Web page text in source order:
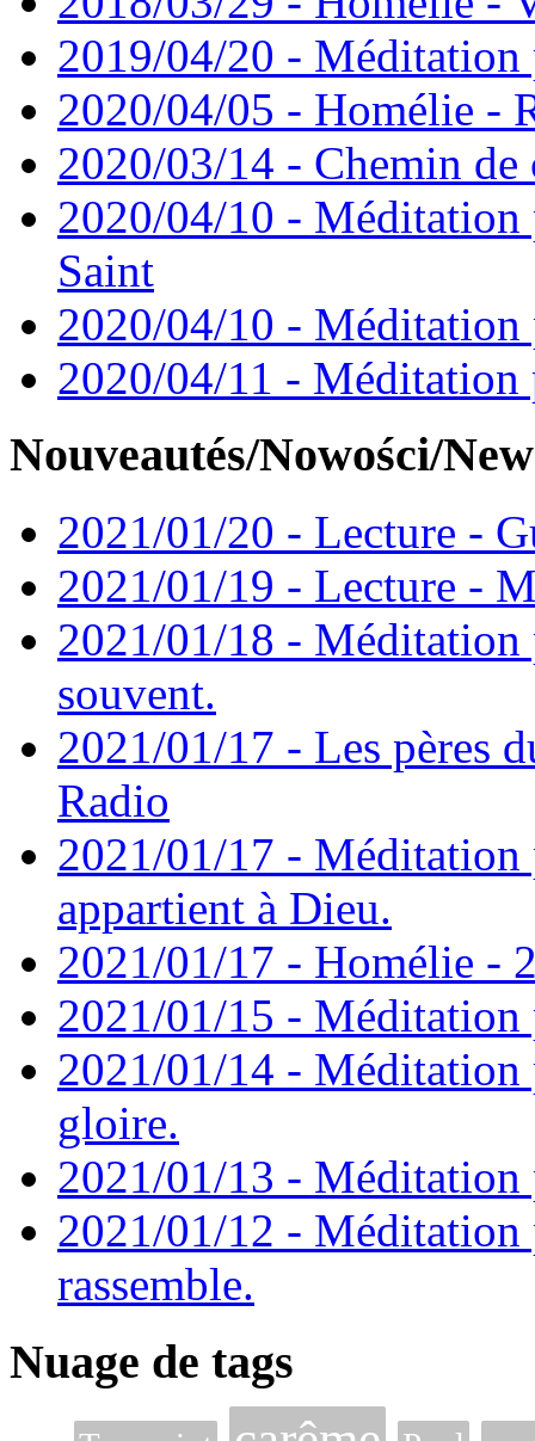
2019/04/20 - Méditation
2020/04/05 - Homélie -
2020/03/14 - Chemin
2020/04/10 - Méditation
Saint
2020/04/10 - Méditation
2020/04/11 - Méditation
Nouveautés/Nowości/
2021/01/20 - Lecture -
2021/01/19 - Lecture -
2021/01/18 - Méditation
souvent.
2021/01/17 - Les pères
Radio
2021/01/17 - Méditation
appartient à Dieu.
2021/01/17 - Homélie -
2021/01/15 - Méditation
2021/01/14 - Méditation
gloire.
2021/01/13 - Méditation
2021/01/12 - Méditation
rassemble.
Nuage de tags